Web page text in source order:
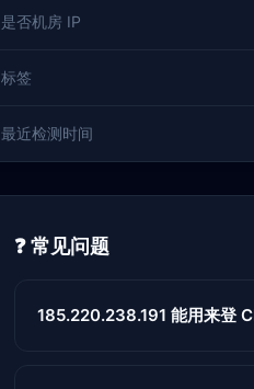
是否机房 IP
标签
最近检测时间
❓ 常见问题
185.220.238.191 能用来登